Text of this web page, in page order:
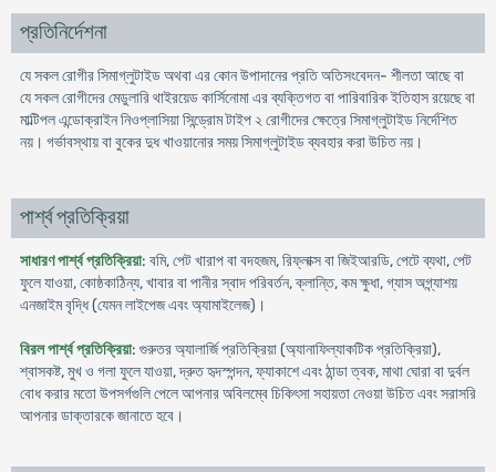
প্রতিনির্দেশনা
যে সকল রোগীর সিমাগ্লুটাইড অথবা এর কোন উপাদানের প্রতি অতিসংবেদন- শীলতা আছে বা
যে সকল রোগীদের মেডুলারি থাইরয়েড কার্সিনোমা এর ব্যক্তিগত বা পারিবারিক ইতিহাস রয়েছে বা
মাল্টিপল এন্ডোক্রাইন নিওপ্লাসিয়া সিন্ড্রোম টাইপ ২ রোগীদের ক্ষেত্রে সিমাগ্লুটাইড নির্দেশিত
নয়। গর্ভাবস্থায় বা বুকের দুধ খাওয়ানোর সময় সিমাগ্লুটাইড ব্যবহার করা উচিত নয়।
পার্শ্ব প্রতিক্রিয়া
সাধারণ পার্শ্ব প্রতিক্রিয়া: বমি, পেট খারাপ বা বদহজম, রিফ্লাক্স বা জিইআরডি, পেটে ব্যথা, পেট
ফুলে যাওয়া, কোষ্ঠকাঠিন্য, খাবার বা পানীর স্বাদ পরিবর্তন, ক্লান্তি, কম ক্ষুধা, গ্যাস অগ্ন্যাশয়
এনজাইম বৃদ্ধি (যেমন লাইপেজ এবং অ্যামাইলেজ)।
বিরল পার্শ্ব প্রতিক্রিয়া: গুরুতর অ্যালার্জি প্রতিক্রিয়া (অ্যানাফিল্যাকটিক প্রতিক্রিয়া),
শ্বাসকষ্ট, মুখ ও গলা ফুলে যাওয়া, দ্রুত হৃদস্পন্দন, ফ্যাকাশে এবং ঠান্ডা ত্বক, মাথা ঘোরা বা দুর্বল
বোধ করার মতো উপসর্গগুলি পেলে আপনার অবিলম্বে চিকিৎসা সহায়তা নেওয়া উচিত এবং সরাসরি
আপনার ডাক্তারকে জানাতে হবে।